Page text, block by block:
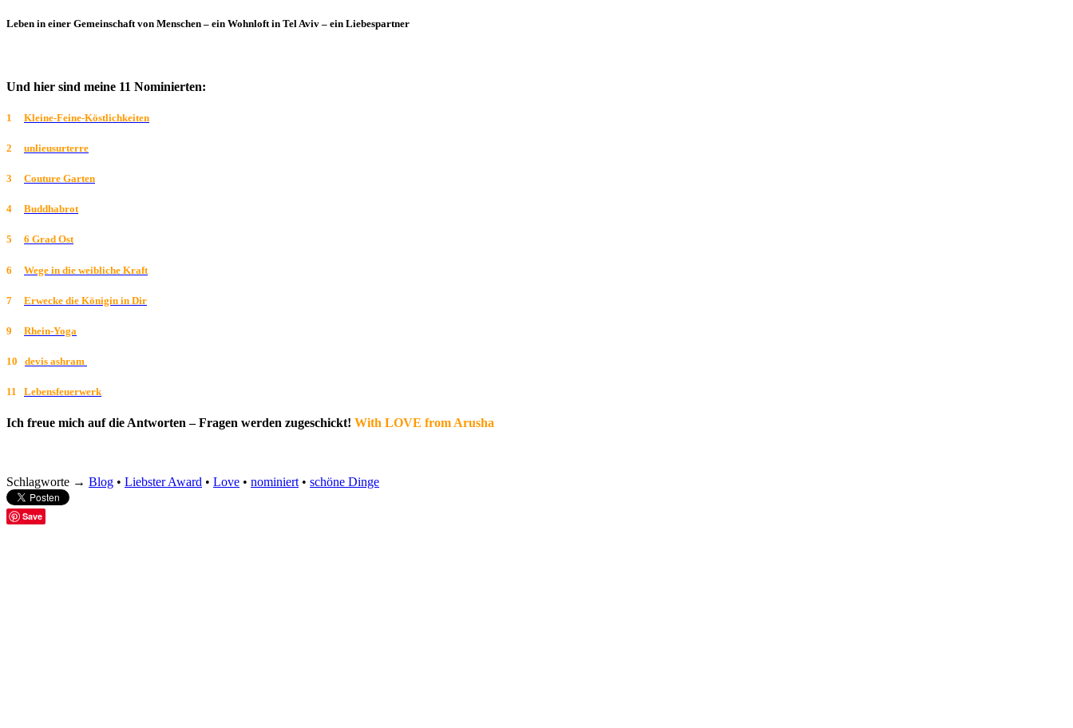
Leben in einer Gemeinschaft von Menschen – ein Wohnloft in Tel Aviv – ein Liebespartner
Und hier sind meine 11 Nominierten:
1 Kleine-Feine-Köstlichkeiten
2 unlieusurterre
3 Couture Garten
4 Buddhabrot
5 6 Grad Ost
6 Wege in die weibliche Kraft
7 Erwecke die Königin in Dir
9 Rhein-Yoga
10 devis ashram
11 Lebensfeuerwerk
Ich freue mich auf die Antworten – Fragen werden zugeschickt! With LOVE from Arusha
Schlagworte → Blog • Liebster Award • Love • nominiert • schöne Dinge
Save